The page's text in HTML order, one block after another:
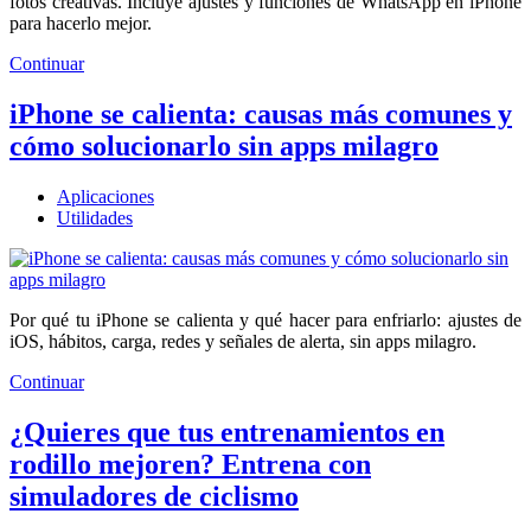
para hacerlo mejor.
Continuar
iPhone se calienta: causas más comunes y
cómo solucionarlo sin apps milagro
Aplicaciones
Utilidades
Por qué tu iPhone se calienta y qué hacer para enfriarlo: ajustes de
iOS, hábitos, carga, redes y señales de alerta, sin apps milagro.
Continuar
¿Quieres que tus entrenamientos en
rodillo mejoren? Entrena con
simuladores de ciclismo